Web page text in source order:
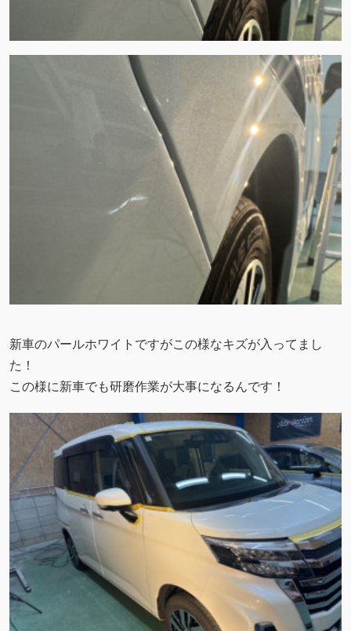
新車のパールホワイトですがこの様なキズが入ってまし
た！
この様に新車でも研磨作業が大事になるんです！